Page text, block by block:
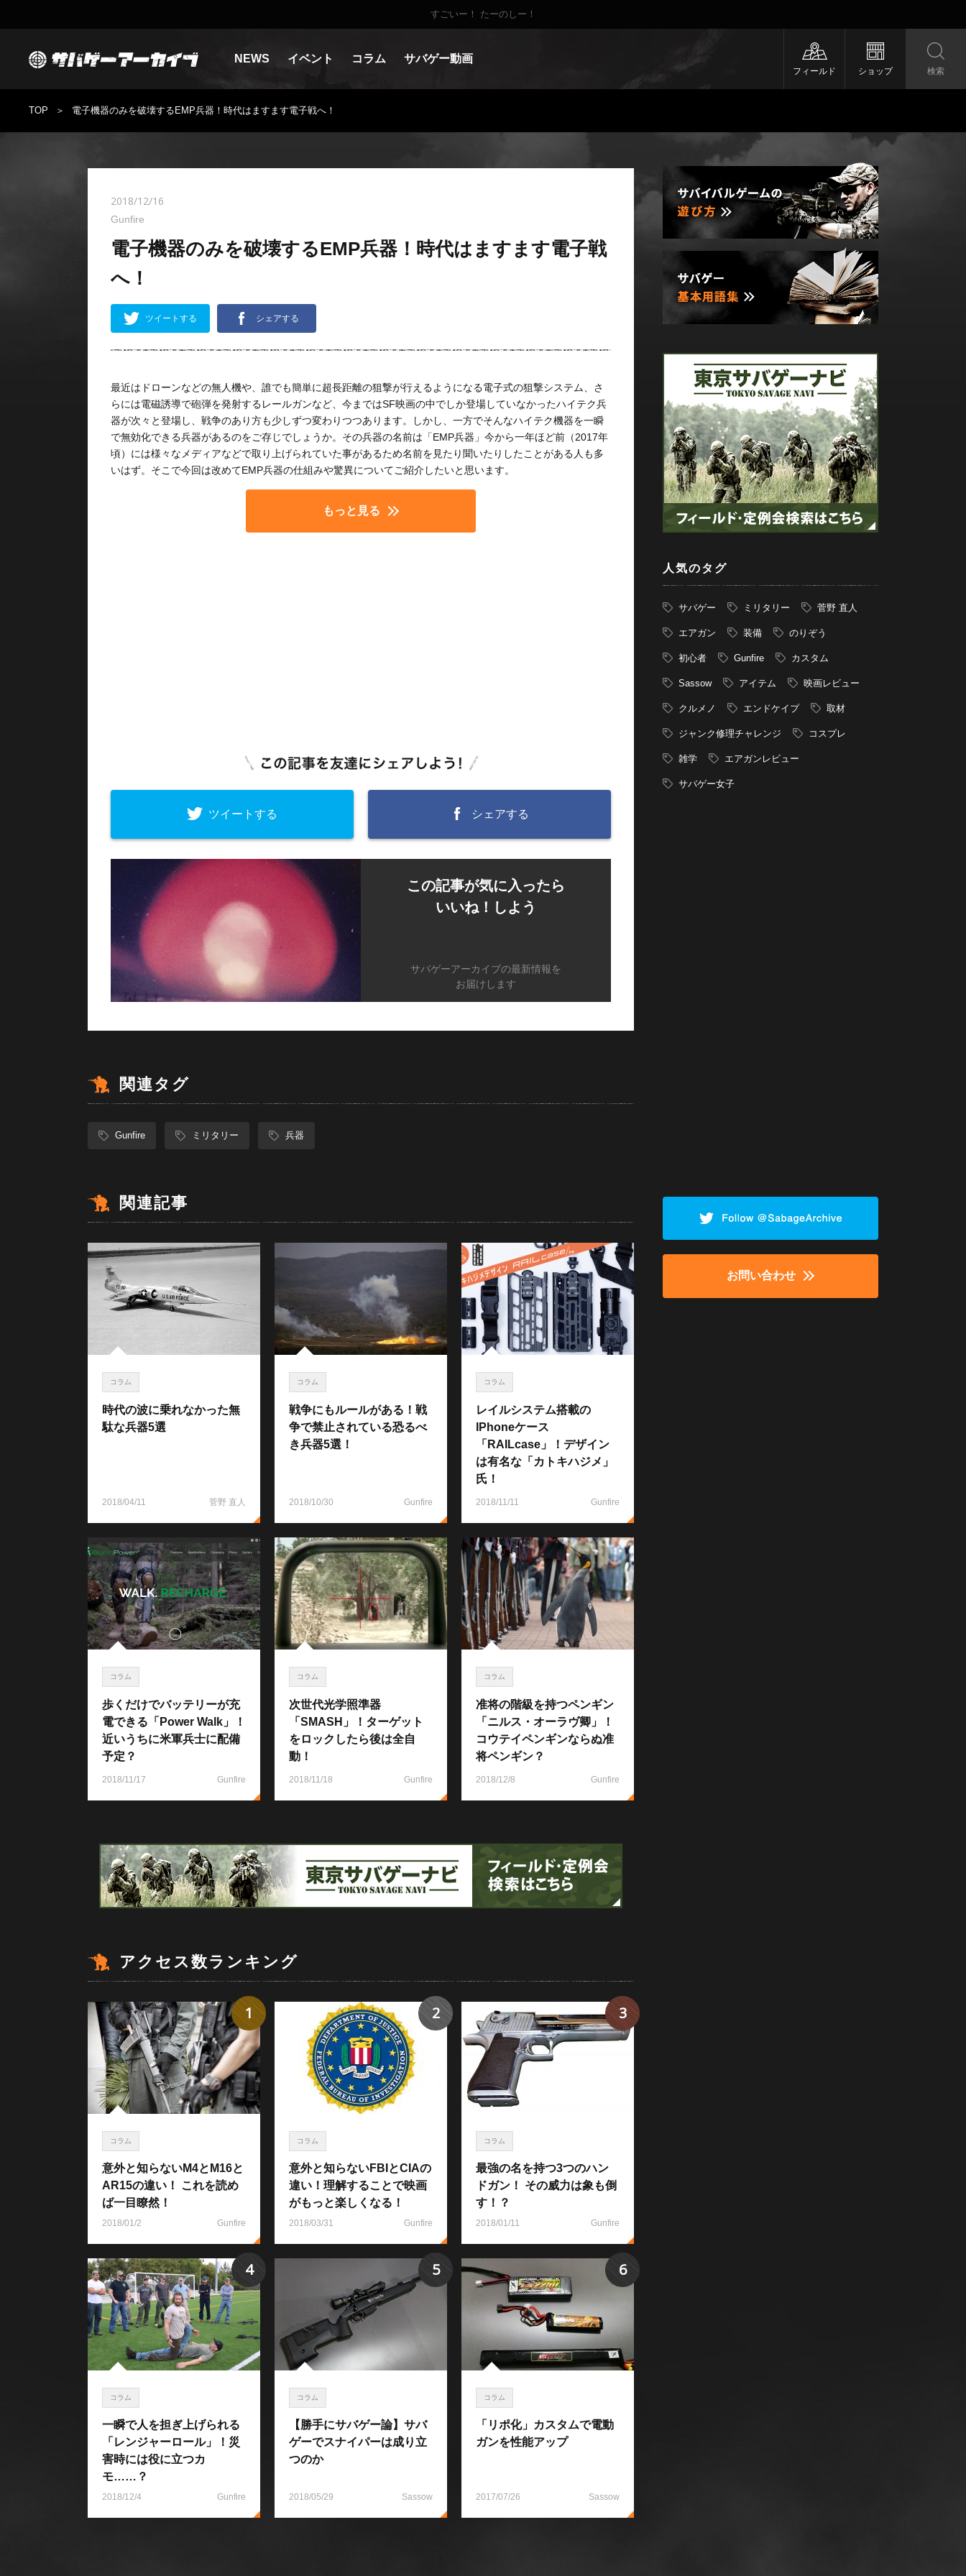
すごいー！ たーのしー！
NEWS イベント コラム サバゲー動画
フィールド ショップ 検索
TOP 電子機器のみを破壊するEMP兵器！時代はますます電子戦へ！
2018/12/16
Gunfire
電子機器のみを破壊するEMP兵器！時代はますます電子戦
へ！
ツイートする シェアする
最近はドローンなどの無人機や、誰でも簡単に超長距離の狙撃が行えるようになる電子式の狙撃システム、さ
らには電磁誘導で砲弾を発射するレールガンなど、今まではSF映画の中でしか登場していなかったハイテク兵
器が次々と登場し、戦争のあり方も少しずつ変わりつつあります。しかし、一方でそんなハイテク機器を一瞬
で無効化できる兵器があるのをご存じでしょうか。その兵器の名前は「EMP兵器」今から一年ほど前（2017年
頃）には様々なメディアなどで取り上げられていた事があるため名前を見たり聞いたりしたことがある人も多
いはず。そこで今回は改めてEMP兵器の仕組みや驚異についてご紹介したいと思います。
もっと見る
ツイートする シェアする
この記事が気に入ったら
いいね！しよう
サバゲーアーカイブの最新情報を
お届けします
関連タグ
Gunfire ミリタリー 兵器
関連記事
コラム
時代の波に乗れなかった無
駄な兵器5選
2018/04/11 菅野 直人
コラム
戦争にもルールがある！戦
争で禁止されている恐るべ
き兵器5選！
2018/10/30 Gunfire
コラム
レイルシステム搭載の
IPhoneケース
「RAILcase」！デザイン
は有名な「カトキハジメ」
氏！
2018/11/11 Gunfire
コラム
歩くだけでバッテリーが充
電できる「Power Walk」！
近いうちに米軍兵士に配備
予定？
2018/11/17 Gunfire
コラム
次世代光学照準器
「SMASH」！ターゲット
をロックしたら後は全自
動！
2018/11/18 Gunfire
コラム
准将の階級を持つペンギン
「ニルス・オーラヴ卿」！
コウテイペンギンならぬ准
将ペンギン？
2018/12/8 Gunfire
アクセス数ランキング
コラム
意外と知らないM4とM16と
AR15の違い！ これを読め
ば一目瞭然！
2018/01/2 Gunfire
1
コラム
意外と知らないFBIとCIAの
違い！理解することで映画
がもっと楽しくなる！
2018/03/31 Gunfire
2
コラム
最強の名を持つ3つのハン
ドガン！ その威力は象も倒
す！？
2018/01/11 Gunfire
3
コラム
一瞬で人を担ぎ上げられる
「レンジャーロール」！災
害時には役に立つカ
モ……？
2018/12/4 Gunfire
4
コラム
【勝手にサバゲー論】サバ
ゲーでスナイパーは成り立
つのか
2018/05/29 Sassow
5
コラム
「リポ化」カスタムで電動
ガンを性能アップ
2017/07/26 Sassow
6
人気のタグ
サバゲー ミリタリー 菅野 直人
エアガン 装備 のりぞう
初心者 Gunfire カスタム
Sassow アイテム 映画レビュー
クルメノ エンドケイプ 取材
ジャンク修理チャレンジ コスプレ
雑学 エアガンレビュー
サバゲー女子
お問い合わせ